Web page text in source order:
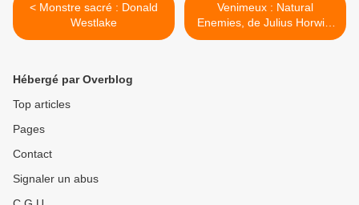
< Monstre sacré : Donald
Westlake
Venimeux : Natural
Enemies, de Julius Horwitz
>
Hébergé par Overblog
Top articles
Pages
Contact
Signaler un abus